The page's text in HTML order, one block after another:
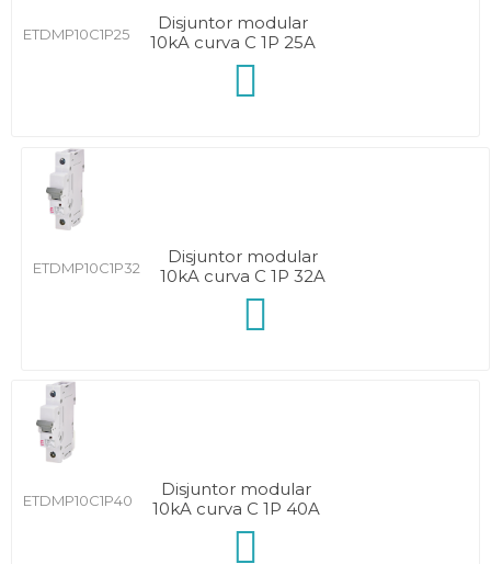
ETDMP10C1P25
Disjuntor modular
10kA curva C 1P 25A
ETDMP10C1P32
Disjuntor modular
10kA curva C 1P 32A
ETDMP10C1P40
Disjuntor modular
10kA curva C 1P 40A